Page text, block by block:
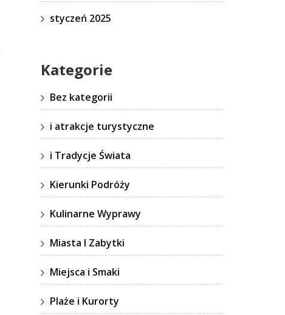
styczeń 2025
Kategorie
Bez kategorii
i atrakcje turystyczne
i Tradycje Świata
Kierunki Podróży
Kulinarne Wyprawy
Miasta I Zabytki
Miejsca i Smaki
Plaże i Kurorty